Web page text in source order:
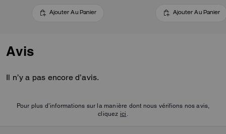
Ajouter Au Panier Ajouter Au Panier
Avis
Il n’y a pas encore d’avis.
Pour plus d’informations sur la manière dont nous vérifions nos avis,
cliquez ici